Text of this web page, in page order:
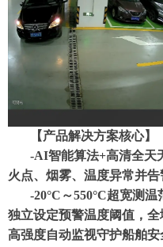
【产品解决方案核心】
-AI智能算法+高清全天
火点、烟雾、温度异常并告
-20°C～550°C超宽测
独立设定预警温度阈值，
高强度自动监视守护船舶安